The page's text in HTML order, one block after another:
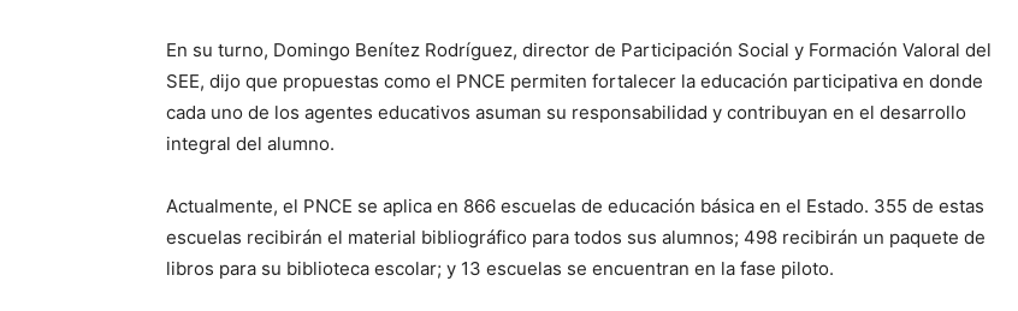
En su turno, Domingo Benítez Rodríguez, director de Participación Social y Formación Valoral del
SEE, dijo que propuestas como el PNCE permiten fortalecer la educación participativa en donde
cada uno de los agentes educativos asuman su responsabilidad y contribuyan en el desarrollo
integral del alumno.
Actualmente, el PNCE se aplica en 866 escuelas de educación básica en el Estado. 355 de estas
escuelas recibirán el material bibliográfico para todos sus alumnos; 498 recibirán un paquete de
libros para su biblioteca escolar; y 13 escuelas se encuentran en la fase piloto.